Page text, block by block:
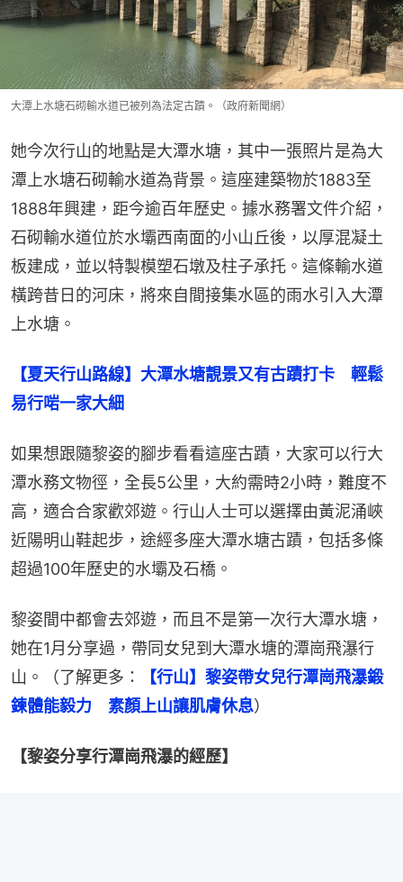
大潭上水塘石砌輸水道已被列為法定古蹟。（政府新聞網）
她今次行山的地點是大潭水塘，其中一張照片是為大
潭上水塘石砌輸水道為背景。這座建築物於1883至
1888年興建，距今逾百年歷史。據水務署文件介紹，
石砌輸水道位於水壩西南面的小山丘後，以厚混凝土
板建成，並以特製模塑石墩及柱子承托。這條輸水道
橫跨昔日的河床，將來自間接集水區的雨水引入大潭
上水塘。
【夏天行山路線】大潭水塘靚景又有古蹟打卡　輕鬆
易行啱一家大細
如果想跟隨黎姿的腳步看看這座古蹟，大家可以行大
潭水務文物徑，全長5公里，大約需時2小時，難度不
高，適合合家歡郊遊。行山人士可以選擇由黃泥涌峽
近陽明山鞋起步，途經多座大潭水塘古蹟，包括多條
超過100年歷史的水壩及石橋。
黎姿間中都會去郊遊，而且不是第一次行大潭水塘，
她在1月分享過，帶同女兒到大潭水塘的潭崗飛瀑行
山。（了解更多：
【行山】黎姿帶女兒行潭崗飛瀑鍛
鍊體能毅力　素顏上山讓肌膚休息）
【黎姿分享行潭崗飛瀑的經歷】